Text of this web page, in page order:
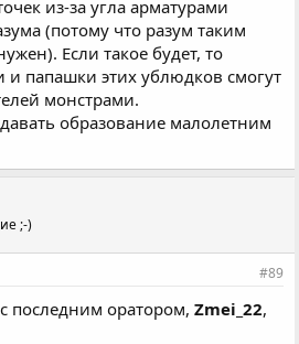
преподавателя и приставать к
Старшеклассники не
учителя покинуть класс, и когда
девочек, стали его избивать.
Он потом поступил в больницу с
ссадинами,
соседние с этой классной
были пустыми, поэтому никто
на уроке музыки в 6–м классе.
что в милицию о происшествии
оказавшихся
учителя.
из-за угла арматурами
(потому что разум таким
Если такое будет, то
и папашки этих ублюдков смогут
монстрами.
образование малолетним
;-)
#89
с последним оратором,Zmei_22,